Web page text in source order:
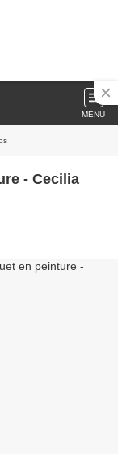
MENU
- Cecilia